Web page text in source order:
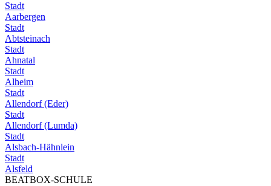
Stadt
Aarbergen
Stadt
Abtsteinach
Stadt
Ahnatal
Stadt
Alheim
Stadt
Allendorf (Eder)
Stadt
Allendorf (Lumda)
Stadt
Alsbach-Hähnlein
Stadt
Alsfeld
BEATBOX-SCHULE